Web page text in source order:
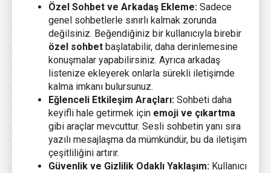
Özel Sohbet ve Arkadaş Ekleme: Sadece
genel sohbetlerle sınırlı kalmak zorunda
değilsiniz. Beğendiğiniz bir kullanıcıyla birebir
özel sohbet başlatabilir, daha derinlemesine
konuşmalar yapabilirsiniz. Ayrıca arkadaş
listenize ekleyerek onlarla sürekli iletişimde
kalma imkanı bulursunuz.
Eğlenceli Etkileşim Araçları: Sohbeti daha
keyifli hale getirmek için emoji ve çıkartma
gibi araçlar mevcuttur. Sesli sohbetin yanı sıra
yazılı mesajlaşma da mümkündür, bu da iletişim
çeşitliliğini artırır.
Güvenlik ve Gizlilik Odaklı Yaklaşım: Kullanıcı